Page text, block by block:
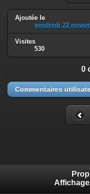
Ajoutée le
vendredi 22
Visites
530
0
Commentaires